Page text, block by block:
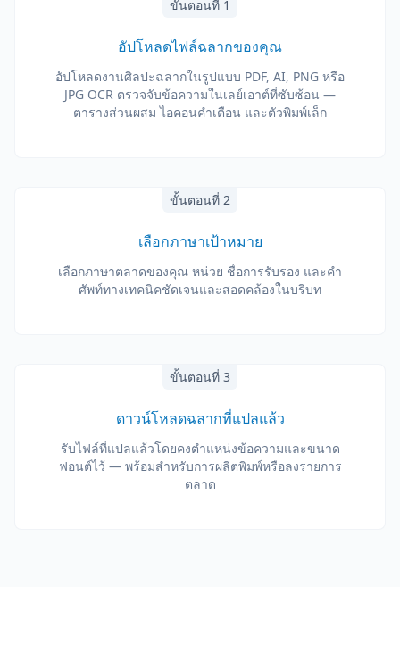
ขั้นตอนที่ 1
อัปโหลดไฟล์ฉลากของคุณ
อัปโหลดงานศิลปะฉลากในรูปแบบ PDF, AI, PNG หรือ
JPG OCR ตรวจจับข้อความในเลย์เอาต์ที่ซับซ้อน —
ตารางส่วนผสม ไอคอนคำเตือน และตัวพิมพ์เล็ก
ขั้นตอนที่ 2
เลือกภาษาเป้าหมาย
เลือกภาษาตลาดของคุณ หน่วย ชื่อการรับรอง และคำ
ศัพท์ทางเทคนิคชัดเจนและสอดคล้องในบริบท
ขั้นตอนที่ 3
ดาวน์โหลดฉลากที่แปลแล้ว
รับไฟล์ที่แปลแล้วโดยคงตำแหน่งข้อความและขนาด
ฟอนต์ไว้ — พร้อมสำหรับการผลิตพิมพ์หรือลงรายการ
ตลาด